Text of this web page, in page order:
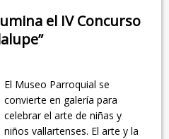
el IV Concurso
El Museo Parroquial se
convierte en galería para
celebrar el arte de niñas y
niños vallartenses. El arte y la